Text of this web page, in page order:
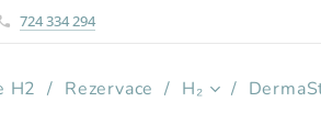
724 334 294
H2 Rezervace H₂